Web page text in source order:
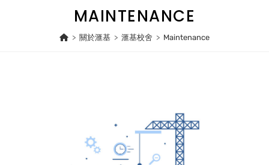
MAINTENANCE
> 關於滙基 > 滙基校舍 > Maintenance